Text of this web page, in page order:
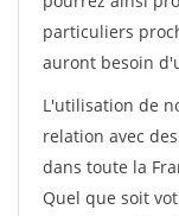
particuliers
auront besoin
L'utilisation de
relation avec
dans toute la
Quel que soit